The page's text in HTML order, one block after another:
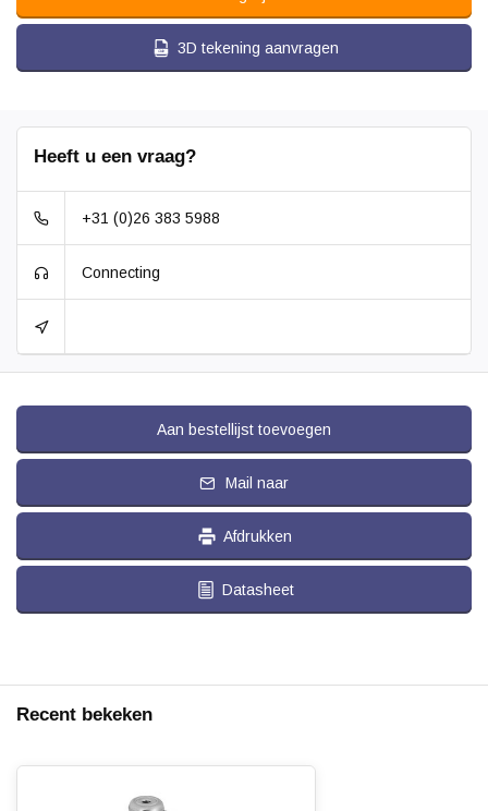
3D tekening aanvragen
Heeft u een vraag?
+31 (0)26 383 5988
Connecting
Aan bestellijst toevoegen
Mail naar
Afdrukken
Datasheet
Recent bekeken